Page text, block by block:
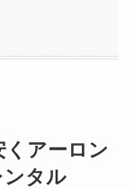
アーロン
ンタル